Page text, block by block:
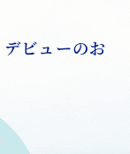
ビューのお